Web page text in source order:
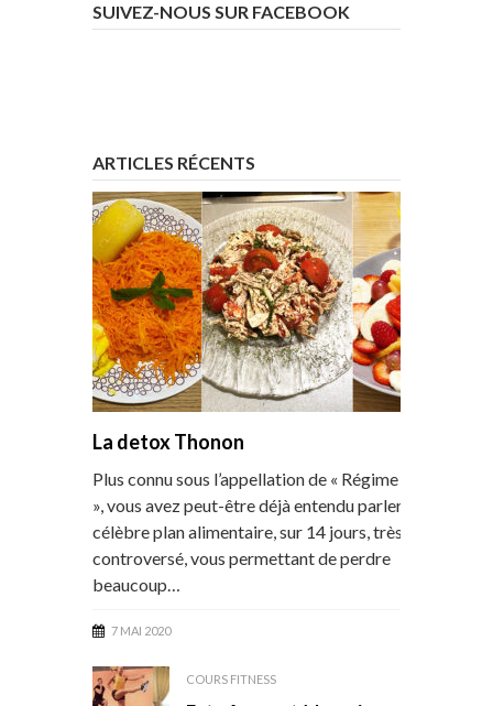
SUIVEZ-NOUS SUR FACEBOOK
ARTICLES RÉCENTS
La detox Thonon
Plus connu sous l’appellation de « Régime Thonon
», vous avez peut-être déjà entendu parler de ce
célèbre plan alimentaire, sur 14 jours, très
controversé, vous permettant de perdre
beaucoup…
7 MAI 2020
COURS FITNESS